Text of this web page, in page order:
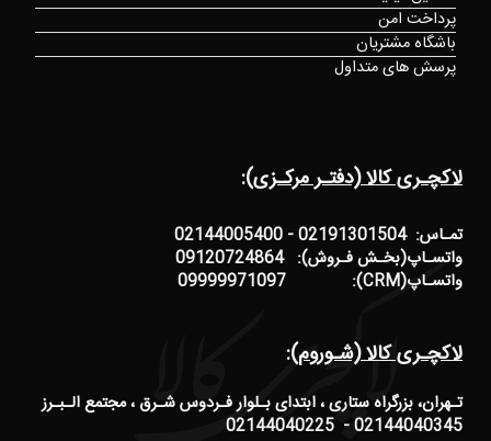
لاکچـری کالا (دفتـر مرکـزی):
تمـاس: 02191301504 - 02144005400
واتسـاپ(بخـش فـروش): 09120724864
واتسـاپ(CRM): 09999971097
لاکچـری کالا (شـوروم):
تـهران، بزرگراه ستاری ، ابتدای بـلوار فـردوس شـرق ، مجتمع الـبـرز
02144040345 - 02144040225
پرداخت امن
باشگاه مشتریان
پرسش های متداول